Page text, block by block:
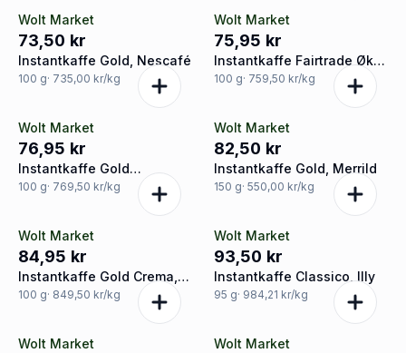
Wolt Market
73,50 kr
Instantkaffe Gold, Nescafé
100 g· 735,00 kr/kg
Wolt Market
75,95 kr
Instantkaffe Fairtrade Øko.
Peter Larsen
100 g· 759,50 kr/kg
Wolt Market
76,95 kr
Instantkaffe Gold
Espresso, Nescafé
100 g· 769,50 kr/kg
Wolt Market
82,50 kr
Instantkaffe Gold, Merrild
150 g· 550,00 kr/kg
Wolt Market
84,95 kr
Instantkaffe Gold Crema,
Nescafé
100 g· 849,50 kr/kg
Wolt Market
93,50 kr
Instantkaffe Classico, Illy
95 g· 984,21 kr/kg
Wolt Market Wolt Market